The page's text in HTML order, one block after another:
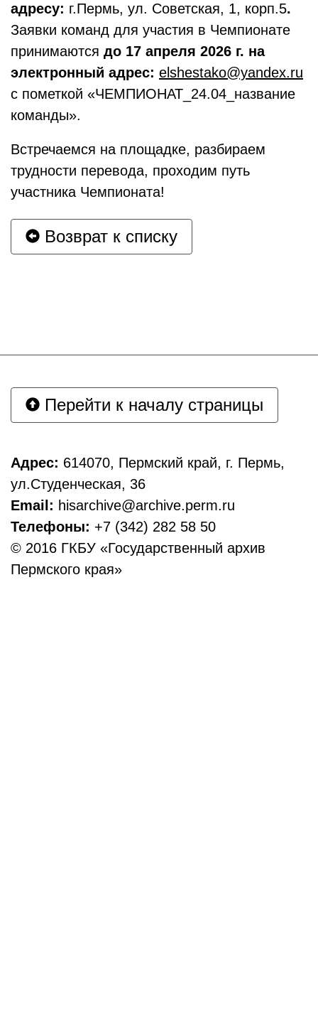
адресу: г.Пермь, ул. Советская, 1, корп.5.
Заявки команд для участия в Чемпионате
принимаются до 17 апреля 2026 г. на
электронный адрес: elshestako@yandex.ru
с пометкой «ЧЕМПИОНАТ_24.04_название
команды».
Встречаемся на площадке, разбираем
трудности перевода, проходим путь
участника Чемпионата!
Возврат к списку
Перейти к началу страницы
Адрес: 614070, Пермский край, г. Пермь,
ул.Студенческая, 36
Email: hisarchive@archive.perm.ru
Телефоны: +7 (342) 282 58 50
© 2016 ГКБУ «Государственный архив
Пермского края»